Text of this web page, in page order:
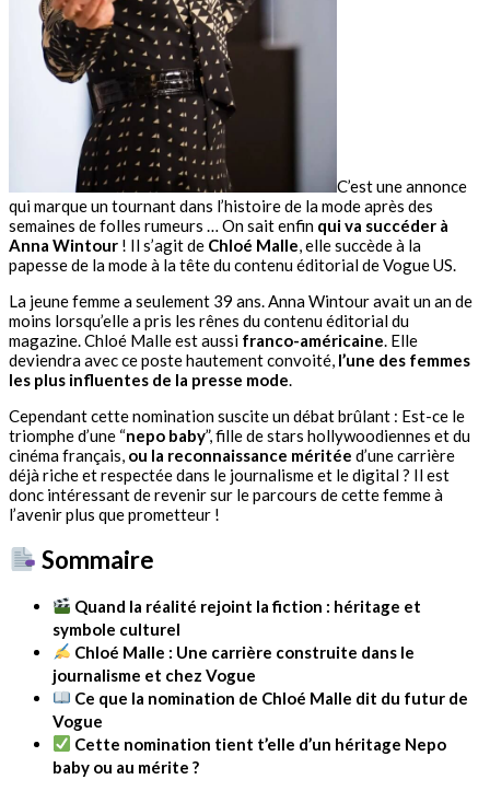
C’est une annonce
qui marque un tournant dans l’histoire de la mode après des
semaines de folles rumeurs … On sait enfin qui va succéder à
Anna Wintour ! Il s’agit de Chloé Malle, elle succède à la
papesse de la mode à la tête du contenu éditorial de Vogue US.
La jeune femme a seulement 39 ans. Anna Wintour avait un an de
moins lorsqu’elle a pris les rênes du contenu éditorial du
magazine. Chloé Malle est aussi franco-américaine. Elle
deviendra avec ce poste hautement convoité, l’une des femmes
les plus influentes de la presse mode.
Cependant cette nomination suscite un débat brûlant : Est-ce le
triomphe d’une “nepo baby”, fille de stars hollywoodiennes et du
cinéma français, ou la reconnaissance méritée d’une carrière
déjà riche et respectée dans le journalisme et le digital ? Il est
donc intéressant de revenir sur le parcours de cette femme à
l’avenir plus que prometteur !
Sommaire
Quand la réalité rejoint la fiction : héritage et
symbole culturel
Chloé Malle : Une carrière construite dans le
journalisme et chez Vogue
Ce que la nomination de Chloé Malle dit du futur de
Vogue
Cette nomination tient t’elle d’un héritage Nepo
baby ou au mérite ?